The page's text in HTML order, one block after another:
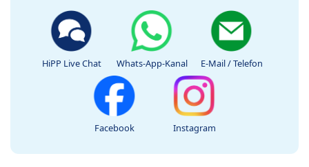
HiPP Live Chat Whats-App-Kanal E-Mail / Telefon
Facebook Instagram